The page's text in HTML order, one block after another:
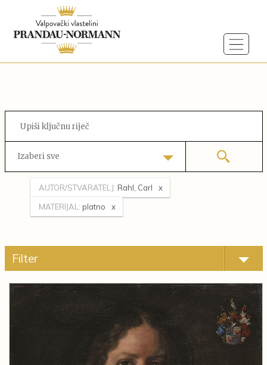
Izaberi sve
AUTOR/STVARATELJ: Rahl, Carl
MATERIJAL: platno
Filter